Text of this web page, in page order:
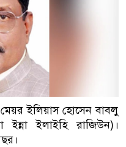
ইলিয়াস হোসেন বাবলু
ইন্না ইলাইহি রাজিউন)।